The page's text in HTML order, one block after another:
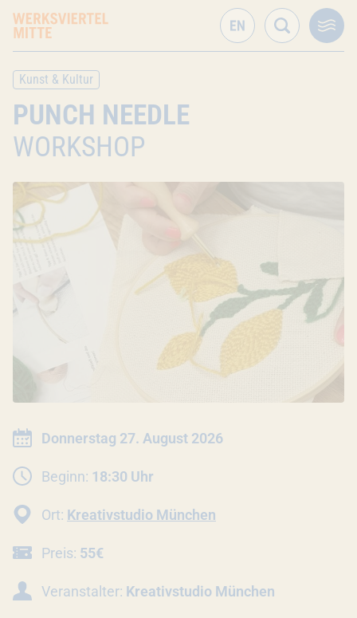
Kunst & Kultur
PUNCH NEEDLE
WORKSHOP
Datum:
Donnerstag 27. August 2026
Beginn: 18:30 Uhr
Ort: Kreativstudio München
Preis: 55€
Veranstalter: Kreativstudio München